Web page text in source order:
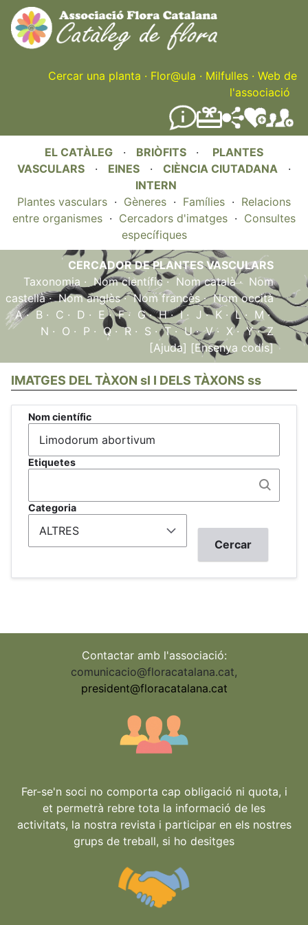
Skip
to
main
content
Cercar una planta · Flor@ula · Milfulles · Web de
l'associació
EL CATÀLEG · BRIÒFITS · PLANTES
VASCULARS · EINES · CIÈNCIA CIUTADANA ·
INTERN
Plantes vasculars · Gèneres · Famílies · Relacions
entre organismes · Cercadors d'imatges · Consultes
específiques
CERCADOR DE PLANTES VASCULARS
Taxonomia · Nom científic·Nom català· Nom
castellà·Nom anglès·Nom francès·Nom occità
A·B · C · D · E·F· G·H·I· J ·K ·L· M·
N · O · P · Q·R · S ·T ·U·V· X·Y·Z
[Ajuda] [Ensenya codis]
IMATGES DEL TÀXON sl I DELS TÀXONS ss
Nom científic
Etiquetes
Categoria
Contactar amb l'associació:
comunicacio@floracatalana.cat,
president@floracatalana.cat
Fer-se'n soci no comporta cap obligació ni quota, i
et permetrà rebre tota la informació de les
activitats, la nostra revista i participar en els nostres
grups de treball, si ho desitges